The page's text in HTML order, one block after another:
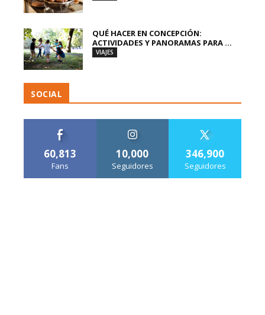
QUÉ HACER EN CONCEPCIÓN:
ACTIVIDADES Y PANORAMAS PARA ...
VIAJES
SOCIAL
60,813
Fans
10,000
Seguidores
346,900
Seguidores